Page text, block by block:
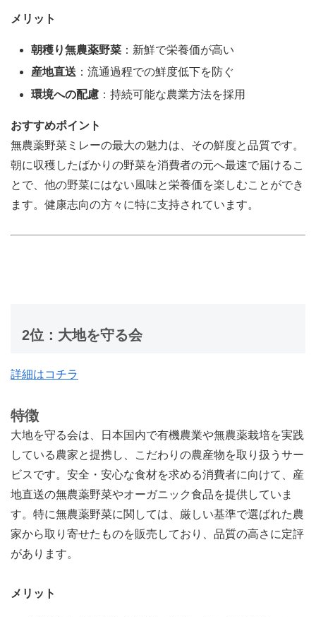
メリット
朝穫り無農薬野菜 ：新鮮で栄養価が高い
産地直送 ：流通過程での鮮度低下を防ぐ
環境への配慮 ：持続可能な農業方法を採用
おすすめポイント
無農薬野菜ミレーの最大の魅力は、その鮮度と品質です。
朝に収穫したばかりの野菜を消費者の元へ最速で届けるこ
とで、他の野菜にはない風味と栄養価を楽しむことができ
ます。健康志向の方々に特に支持されています。
2位：大地を守る会
詳細はコチラ
特徴
大地を守る会は、日本国内で有機農業や無農薬栽培を実践
している農家と提携し、こだわりの農産物を取り扱うサー
ビスです。安全・安心な食材を求める消費者に向けて、産
地直送の無農薬野菜やオーガニック食品を提供していま
す。特に無農薬野菜に関しては、厳しい基準で選ばれた農
家から取り寄せたものを販売しており、品質の高さに定評
があります。
メリット